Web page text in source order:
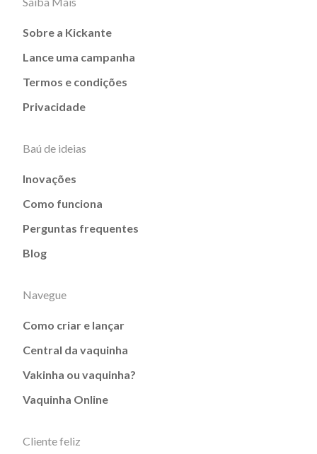
Sobre a Kickante
Lance uma campanha
Termos e condições
Privacidade
Baú de ideias
Inovações
Como funciona
Perguntas frequentes
Blog
Navegue
Como criar e lançar
Central da vaquinha
Vakinha ou vaquinha?
Vaquinha Online
Cliente feliz